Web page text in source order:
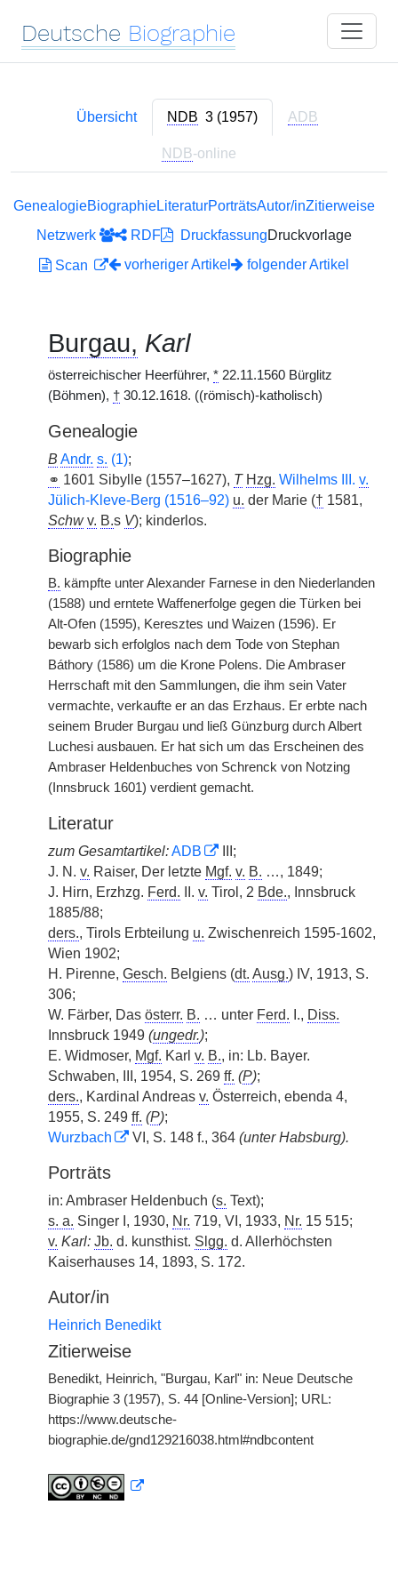
Deutsche Biographie
Übersicht NDB 3 (1957) ADB
NDB-online
GenealogieBiographieLiteraturPorträtsAutor/inZitierweise
Netzwerk
RDF DruckfassungDruckvorlage
Scan
vorheriger Artikel folgender Artikel
Burgau, Karl
österreichischer Heerführer, * 22.11.1560 Bürglitz
(Böhmen), † 30.12.1618. ((römisch)-katholisch)
Genealogie
B Andr. s. (1);
⚭ 1601 Sibylle (1557–1627), T Hzg. Wilhelms III. v.
Jülich-Kleve-Berg (1516–92) u. der Marie († 1581,
Schw v. B.s V); kinderlos.
Biographie
B. kämpfte unter Alexander Farnese in den Niederlanden
(1588) und erntete Waffenerfolge gegen die Türken bei
Alt-Ofen (1595), Keresztes und Waizen (1596). Er
bewarb sich erfolglos nach dem Tode von Stephan
Báthory (1586) um die Krone Polens. Die Ambraser
Herrschaft mit den Sammlungen, die ihm sein Vater
vermachte, verkaufte er an das Erzhaus. Er erbte nach
seinem Bruder Burgau und ließ Günzburg durch Albert
Luchesi ausbauen. Er hat sich um das Erscheinen des
Ambraser Heldenbuches von Schrenck von Notzing
(Innsbruck 1601) verdient gemacht.
Literatur
zum Gesamtartikel:ADB
III;
J. N. v. Raiser, Der letzte Mgf. v. B. …, 1849;
J. Hirn, Erzhzg. Ferd. II. v. Tirol, 2 Bde., Innsbruck
1885/88;
ders., Tirols Erbteilung u. Zwischenreich 1595-1602,
Wien 1902;
H. Pirenne, Gesch. Belgiens (dt. Ausg.) IV, 1913, S.
306;
W. Färber, Das österr. B. … unter Ferd. I., Diss.
Innsbruck 1949 (ungedr.);
E. Widmoser, Mgf. Karl v. B., in: Lb. Bayer.
Schwaben, III, 1954, S. 269 ff. (P);
ders., Kardinal Andreas v. Österreich, ebenda 4,
1955, S. 249 ff. (P);
Wurzbach
VI, S. 148 f., 364 (unter Habsburg).
Porträts
in: Ambraser Heldenbuch (s. Text);
s. a. Singer I, 1930, Nr. 719, VI, 1933, Nr. 15 515;
v. Karl: Jb. d. kunsthist. Slgg. d. Allerhöchsten
Kaiserhauses 14, 1893, S. 172.
Autor/in
Heinrich Benedikt
Zitierweise
Benedikt, Heinrich, "Burgau, Karl" in: Neue Deutsche
Biographie 3 (1957), S. 44 [Online-Version]; URL:
https://www.deutsche-
biographie.de/gnd129216038.html#ndbcontent